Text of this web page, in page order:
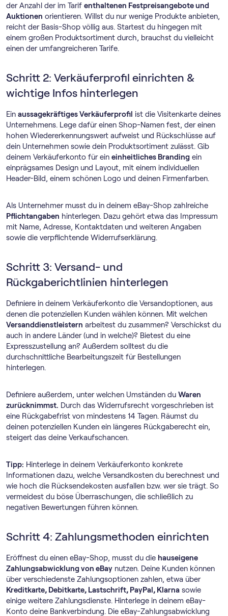
der Anzahl der im Tarif enthaltenen Festpreisangebote und
Auktionen orientieren. Willst du nur wenige Produkte anbieten,
reicht der Basis-Shop völlig aus. Startest du hingegen mit
einem großen Produktsortiment durch, brauchst du vielleicht
einen der umfangreicheren Tarife.
Schritt 2: Verkäuferprofil einrichten &
wichtige Infos hinterlegen
Ein aussagekräftiges Verkäuferprofil ist die Visitenkarte deines
Unternehmens. Lege dafür einen Shop-Namen fest, der einen
hohen Wiedererkennungswert aufweist und Rückschlüsse auf
dein Unternehmen sowie dein Produktsortiment zulässt. Gib
deinem Verkäuferkonto für ein einheitliches Branding ein
einprägsames Design und Layout, mit einem individuellen
Header-Bild, einem schönen Logo und deinen Firmenfarben.
Als Unternehmer musst du in deinem eBay-Shop zahlreiche
Pflichtangaben hinterlegen. Dazu gehört etwa das Impressum
mit Name, Adresse, Kontaktdaten und weiteren Angaben
sowie die verpflichtende Widerrufserklärung.
Schritt 3: Versand- und
Rückgaberichtlinien hinterlegen
Definiere in deinem Verkäuferkonto die Versandoptionen, aus
denen die potenziellen Kunden wählen können. Mit welchen
Versanddienstleistern arbeitest du zusammen? Verschickst du
auch in andere Länder (und in welche)? Bietest du eine
Expresszustellung an? Außerdem solltest du die
durchschnittliche Bearbeitungszeit für Bestellungen
hinterlegen.
Definiere außerdem, unter welchen Umständen du Waren
zurücknimmst. Durch das Widerrufsrecht vorgeschrieben ist
eine Rückgabefrist von mindestens 14 Tagen. Räumst du
deinen potenziellen Kunden ein längeres Rückgaberecht ein,
steigert das deine Verkaufschancen.
Tipp: Hinterlege in deinem Verkäuferkonto konkrete
Informationen dazu, welche Versandkosten du berechnest und
wie hoch die Rücksendekosten ausfallen bzw. wer sie trägt. So
vermeidest du böse Überraschungen, die schließlich zu
negativen Bewertungen führen können.
Schritt 4: Zahlungsmethoden einrichten
Eröffnest du einen eBay-Shop, musst du die hauseigene
Zahlungsabwicklung von eBay nutzen. Deine Kunden können
über verschiedenste Zahlungsoptionen zahlen, etwa über
Kreditkarte, Debitkarte, Lastschrift, PayPal, Klarna sowie
einige weitere Zahlungsdienste. Hinterlege in deinem eBay-
Konto deine Bankverbindung. Die eBay-Zahlungsabwicklung